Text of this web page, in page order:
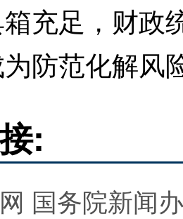
充足，财政
防范化解风
:
国务院新闻